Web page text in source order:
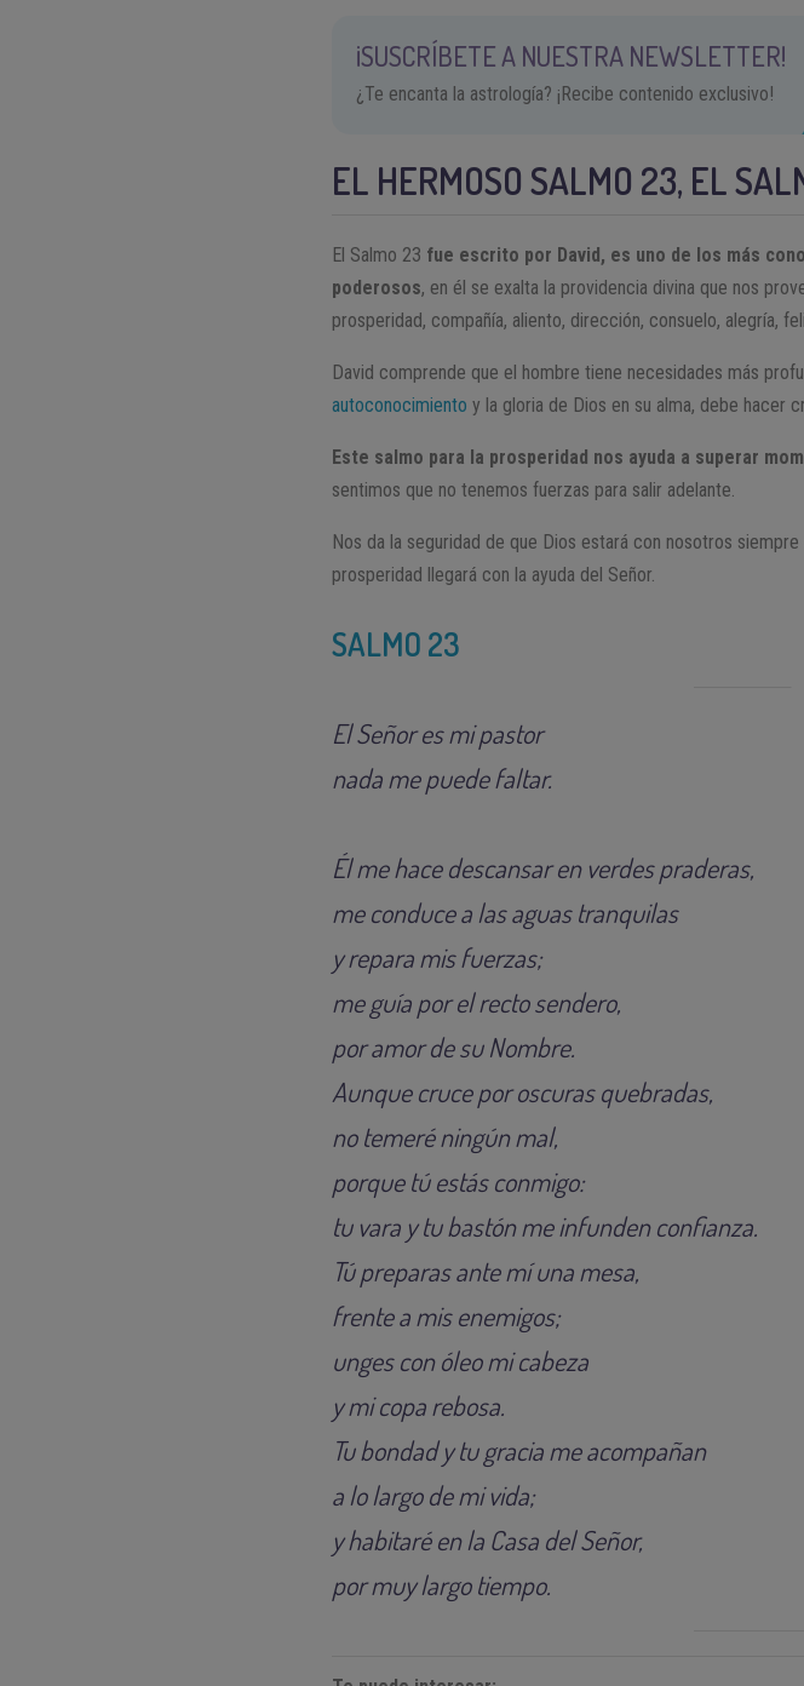
¡SUSCRÍBETE A NUESTRA NEWSLETTER!
¿Te encanta la astrología? ¡Recibe contenido exclusivo!
EL HERMOSO SALMO 23, EL
El Salmo 23 fue escrito por David, es uno de los más
poderosos, en él se exalta la providencia divina que nos
prosperidad, compañía, aliento, dirección, consuelo, alegría,
David comprende que el hombre tiene necesidades más
autoconocimiento y la gloria de Dios en su alma, debe hacer
Este salmo para la prosperidad nos ayuda a superar
sentimos que no tenemos fuerzas para salir adelante.
Nos da la seguridad de que Dios estará con nosotros
prosperidad llegará con la ayuda del Señor.
SALMO 23
El Señor es mi pastor
nada me puede faltar.
Él me hace descansar en verdes praderas,
me conduce a las aguas tranquilas
y repara mis fuerzas;
me guía por el recto sendero,
por amor de su Nombre.
Aunque cruce por oscuras quebradas,
no temeré ningún mal,
porque tú estás conmigo:
tu vara y tu bastón me infunden confianza.
Tú preparas ante mí una mesa,
frente a mis enemigos;
unges con óleo mi cabeza
y mi copa rebosa.
Tu bondad y tu gracia me acompañan
a lo largo de mi vida;
y habitaré en la Casa del Señor,
por muy largo tiempo.